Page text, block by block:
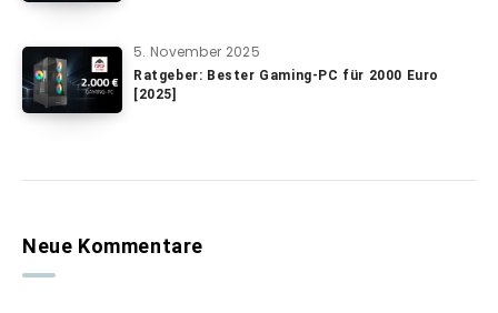
5. November 2025
Ratgeber: Bester Gaming-PC für 2000 Euro
[2025]
Neue Kommentare